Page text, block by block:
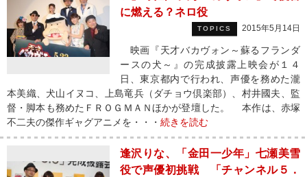
に燃える？ネロ役
TOPICS 2015年5月14日
映画『天才バカヴォン～蘇るフランダ
ースの犬～』の完成披露上映会が１４
日、東京都内で行われ、声優を務めた瀧
本美織、犬山イヌコ、上島竜兵（ダチョウ倶楽部）、村井國夫、監
督・脚本も務めたＦＲＯＧＭＡＮほかが登壇した。 本作は、赤塚
不二夫の傑作ギャグアニメを・・・ 続きを読む
逢沢りな、「金田一少年」七瀬美雪
役で声優初挑戦 「チャンネル５．